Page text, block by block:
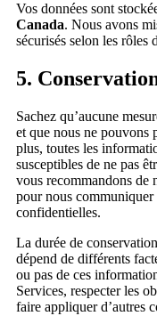
Vos données sont
Canada. Nous avons
sécurisés selon les rôles
5.
Sachez qu’aucune
et que nous ne pouvons
plus, toutes les
susceptibles de ne pas
vous recommandons de
pour nous communiquer
confidentielles.
La durée de
dépend de différents
ou pas de ces
Services, respecter les
faire appliquer d’autres